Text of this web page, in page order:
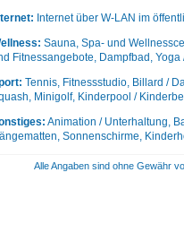
Internet über W-LAN im
Sauna, Spa- und
Fitnessangebote, Dampfbad, Yoga
Tennis, Fitnessstudio, Billard /
Minigolf, Kinderpool /
Animation / Unterhaltung,
Sonnenschirme,
Alle Angaben sind ohne Gewähr